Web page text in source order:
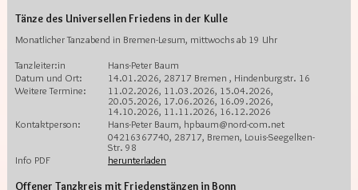
Tänze des Universellen Friedens in der Kulle
Monatlicher Tanzabend in Bremen-Lesum, mittwochs ab 19 Uhr
Tanzleiter:in
Hans-Peter Baum
Datum und Ort:
14.01.2026, 28717 Bremen , Hindenburgstr. 16
Weitere Termine:
11.02.2026, 11.03.2026, 15.04.2026,
20.05.2026, 17.06.2026, 16.09.2026,
14.10.2026, 11.11.2026, 16.12.2026
Kontaktperson:
Hans-Peter Baum, hpbaum@nord-com.net
04216367740, 28717, Bremen, Louis-Seegelken-
Str. 98
Info PDF
herunterladen
Offener Tanzkreis mit Friedenstänzen in Bonn